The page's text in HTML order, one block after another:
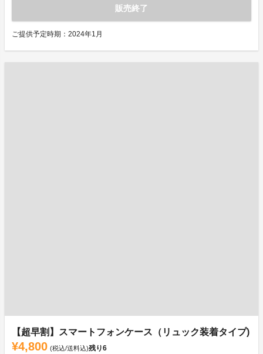
販売終了
ご提供予定時期：2024年1月
【超早割】スマートフォンケース（リュック装着タイプ)
¥4,800 (税込/送料込)残り6